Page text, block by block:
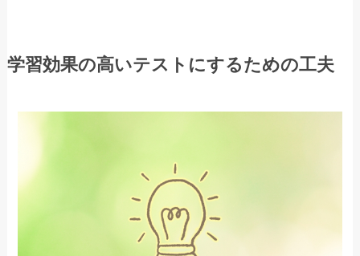
学習効果の高いテストにするための工夫